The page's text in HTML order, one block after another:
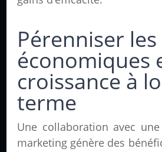
Pérenniser
économiques
croissance à
terme
Une collaboration avec
marketing génère des